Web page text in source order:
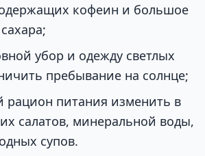
кофеин и большое
убор и одежду светлых
пребывание на солнце;
рацион питания изменить в
салатов, минеральной воды,
супов.